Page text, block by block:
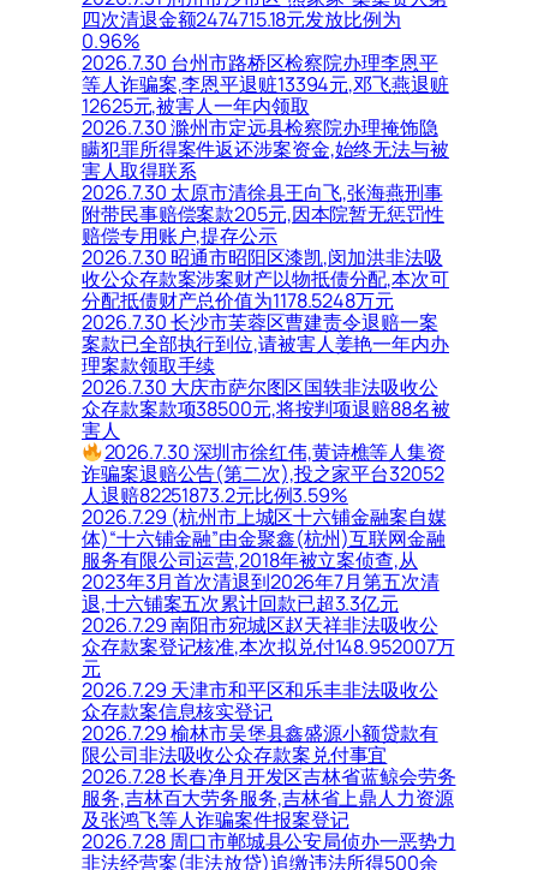
四次清退金额2474715.18元发放比例为
0.96%
2026.7.30 台州市路桥区检察院办理李恩平
等人诈骗案,李恩平退赃13394元,邓飞燕退赃
12625元,被害人一年内领取
2026.7.30 滁州市定远县检察院办理掩饰隐
瞒犯罪所得案件返还涉案资金,始终无法与被
害人取得联系
2026.7.30 太原市清徐县王向飞,张海燕刑事
附带民事赔偿案款205元,因本院暂无惩罚性
赔偿专用账户,提存公示
2026.7.30 昭通市昭阳区漆凯,闵加洪非法吸
收公众存款案涉案财产以物抵债分配,本次可
分配抵债财产总价值为1178.5248万元
2026.7.30 长沙市芙蓉区曹建责令退赔一案
案款已全部执行到位,请被害人姜艳一年内办
理案款领取手续
2026.7.30 大庆市萨尔图区国轶非法吸收公
众存款案款项38500元,将按判项退赔88名被
害人
2026.7.30 深圳市徐红伟,黄诗樵等人集资
诈骗案退赔公告(第二次),投之家平台32052
人退赔82251873.2元比例3.59%
2026.7.29 (杭州市上城区十六铺金融案自媒
体)“十六铺金融”由金聚鑫(杭州)互联网金融
服务有限公司运营,2018年被立案侦查,从
2023年3月首次清退到2026年7月第五次清
退,十六铺案五次累计回款已超3.3亿元
2026.7.29 南阳市宛城区赵天祥非法吸收公
众存款案登记核准,本次拟兑付148.952007万
元
2026.7.29 天津市和平区和乐丰非法吸收公
众存款案信息核实登记
2026.7.29 榆林市吴堡县鑫盛源小额贷款有
限公司非法吸收公众存款案兑付事宜
2026.7.28 长春净月开发区吉林省蓝鲸会劳务
服务,吉林百大劳务服务,吉林省上鼎人力资源
及张鸿飞等人诈骗案件报案登记
2026.7.28 周口市郸城县公安局侦办一恶势力
非法经营案(非法放贷)追缴违法所得500余